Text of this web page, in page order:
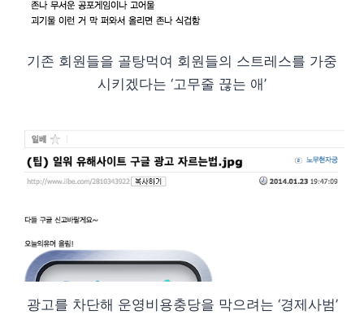
기존 회원들을 골탕먹여 회원들의 스트레스를 가중
시키겠다는 ‘고무줄 끊는 애’
광고를 차단해 운영비용충당을 막으려는 ‘경제사범’